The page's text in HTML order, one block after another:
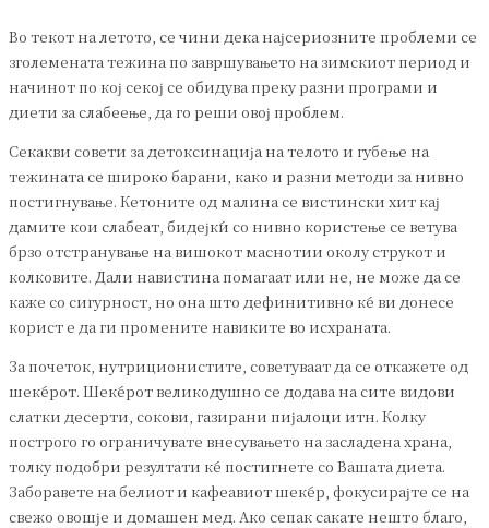
Во текот на летото, се чини дека најсериозните проблеми се
зголемената тежина по завршувањето на зимскиот период и
начинот по кој секој се обидува преку разни програми и
диети за слабеење, да го реши овој проблем.
Секакви совети за детоксинација на телото и губење на
тежината се широко барани, како и разни методи за нивно
постигнување. Кетоните од малина се вистински хит кај
дамите кои слабеат, бидејќи со нивно користење се ветува
брзо отстранување на вишокот маснотии околу струкот и
колковите. Дали навистина помагаат или не, не може да се
каже со сигурност, но она што дефинитивно ќе ви донесе
корист е да ги промените навиките во исхраната.
За почеток, нутриционистите, советуваат да се откажете од
шеќерот. Шеќерот великодушно се додава на сите видови
слатки десерти, сокови, газирани пијалоци итн. Колку
построго го ограничувате внесувањето на засладена храна,
толку подобри резултати ќе постигнете со Вашата диета.
Заборавете на белиот и кафеавиот шеќер, фокусирајте се на
свежо овошје и домашен мед. Ако сепак сакате нешто благо,